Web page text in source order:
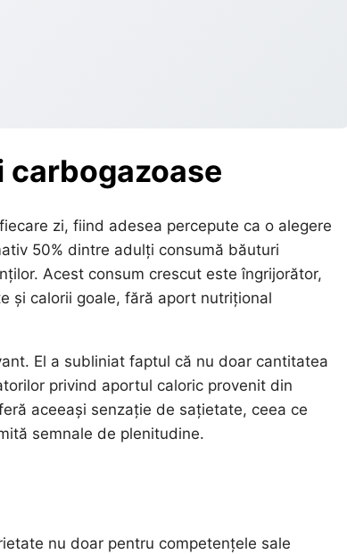
zi, fiind adesea percepute ca o alegere
50% dintre adulți consumă băuturi
Acest consum crescut este îngrijorător,
și calorii goale, fără aport nutrițional
El a subliniat faptul că nu doar cantitatea
privind aportul caloric provenit din
aceeași senzație de sațietate, ceea ce
semnale de plenitudine.
nu doar pentru competențele sale